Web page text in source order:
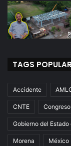
TAGS
Accidente
CNTE
Gobierno del
Morena México